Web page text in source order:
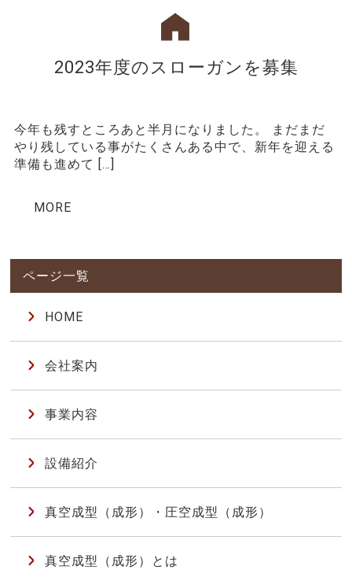
2023年度のスローガンを募集
今年も残すところあと半月になりました。 まだまだ
やり残している事がたくさんある中で、新年を迎える
準備も進めて […]
MORE
HOME
会社案内
事業内容
設備紹介
真空成型（成形）・圧空成型（成形）
真空成型（成形）とは